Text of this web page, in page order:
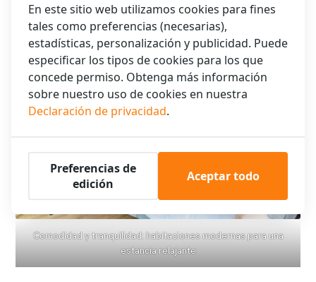
los hospitales de
Ámsterdam
Comodidad y tranquilidad: habitaciones modernas para una
estancia relajante
En este sitio web utilizamos cookies para fines
tales como preferencias (necesarias),
estadísticas, personalización y publicidad. Puede
especificar los tipos de cookies para los que
concede permiso. Obtenga más información
sobre nuestro uso de cookies en nuestra
Declaración de privacidad.
Preferencias de
edición
Aceptar todo